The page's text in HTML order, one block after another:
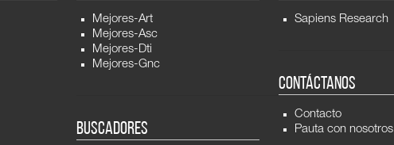
Mejores-Art
Mejores-Asc
Mejores-Dti
Mejores-Gnc
BUSCADORES
Sapiens Research
CONTÁCTANOS
Contacto
Pauta con nosotros